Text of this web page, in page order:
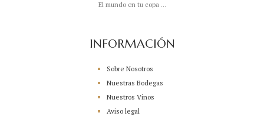
El mundo en tu copa ...
INFORMACIÓN
Sobre Nosotros
Nuestras Bodegas
Nuestros Vinos
Aviso legal